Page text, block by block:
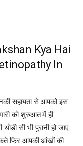
Kya Hai
In
सहायता से आपको इस
को शुरुआत में ही
सी भी पुरानी हो जाए
फिर आपकी आंखों की